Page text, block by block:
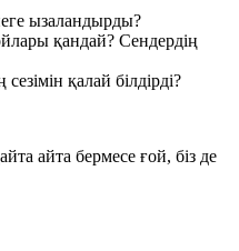
ызаландырды?
қандай? Сендердің
қалай білдірді?
айта бермесе ғой, біз де